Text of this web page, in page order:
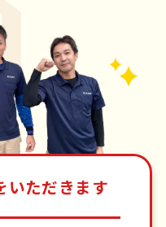
いただきます